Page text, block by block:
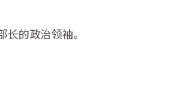
的政治领袖。